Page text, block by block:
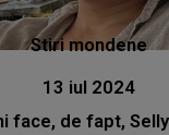
Stiri mondene
13 iul 2024
face, de fapt,